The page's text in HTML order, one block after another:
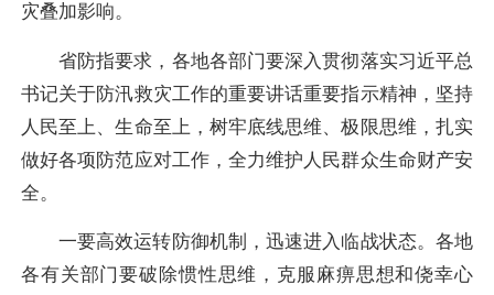
灾叠加影响。
省防指要求，各地各部门要深入贯彻落实习近平总
书记关于防汛救灾工作的重要讲话重要指示精神，坚持
人民至上、生命至上，树牢底线思维、极限思维，扎实
做好各项防范应对工作，全力维护人民群众生命财产安
全。
一要高效运转防御机制，迅速进入临战状态。各地
各有关部门要破除惯性思维，克服麻痹思想和侥幸心